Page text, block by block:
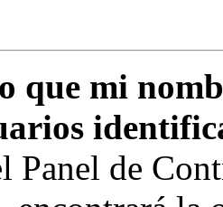
que mi
Panel de